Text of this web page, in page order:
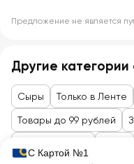
Предложение не является
Другие
Сыры Только в Ленте
Товары до 99 рублей
С Картой №1